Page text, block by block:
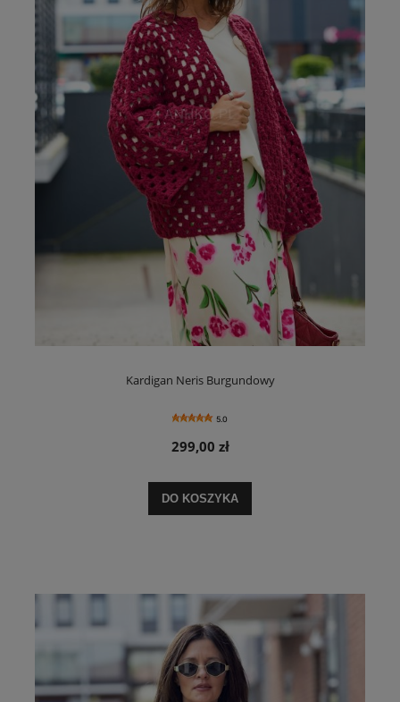
Kardigan Neris Burgundowy
5.0
299,00 zł
DO KOSZYKA